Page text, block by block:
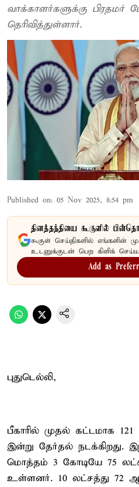
வாக்காளர்களுக்கு பிரதமர்
தெரிவித்துள்ளார்.
Published on: 05 Nov 2025, 8:54 pm
தினத்தந்தியை கூகுளில்
கூகுள் செய்திகளில் எங்களின்
உடனுக்குடன் பெற கிளிக்
Add as
புதுடெல்லி,
பீகாரில் முதல் கட்டமாக
இன்று தேர்தல் நடக்கிறது.
மொத்தம் 3 கோடியே 75
உள்ளனர். 10 லட்சத்து 72